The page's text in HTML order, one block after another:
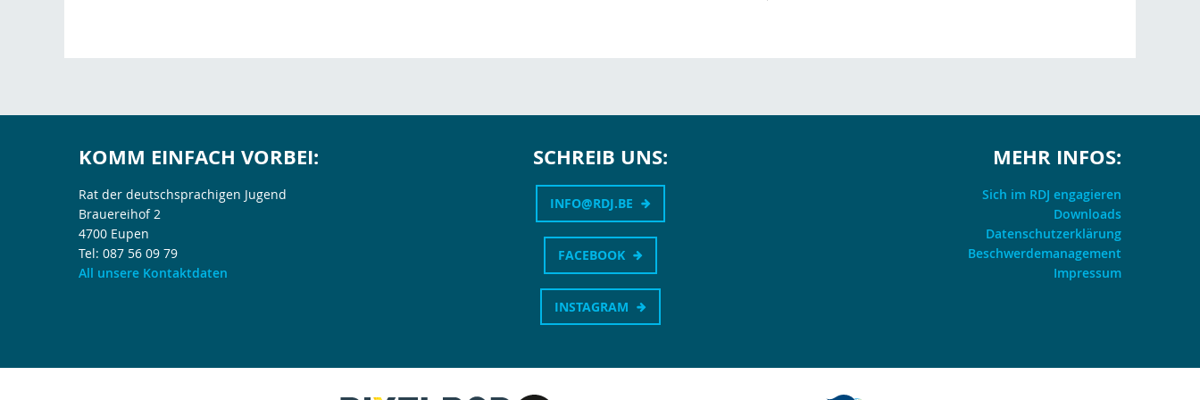
KOMM EINFACH VORBEI:
Rat der deutschsprachigen Jugend
Brauereihof 2
4700 Eupen
Tel: 087 56 09 79
All unsere Kontaktdaten
SCHREIB UNS:
INFO@RDJ.BE
FACEBOOK
INSTAGRAM
MEHR INFOS:
Sich im RDJ engagieren
Downloads
Datenschutzerklärung
Beschwerdemanagement
Impressum